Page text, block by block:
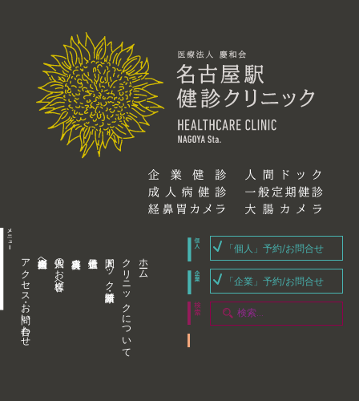
アクセス・お問い合わせ 企業内担当者様へ 個人のお客様へ 人間ドック・健康診断 クリニックについて ホーム
「個人」予約/お問合せ
「企業」予約/お問合せ